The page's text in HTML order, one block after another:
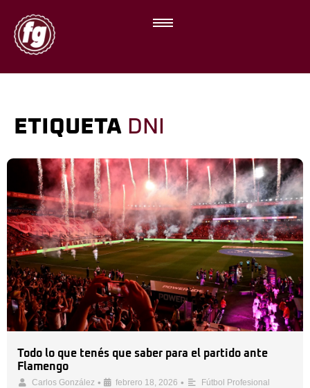
ETIQUETA DNI
Todo lo que tenés que saber para el partido ante
Flamengo
Carlos González • febrero 18, 2026 • Fútbol Profesional